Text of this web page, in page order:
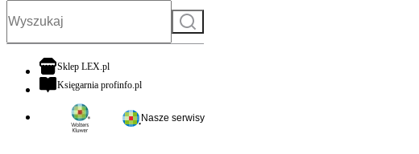
Szukaj
Sklep LEX.plotwiera się w nowej karcie
Księgarnia profinfo.plotwiera się w nowej karcie
Nasze serwisy